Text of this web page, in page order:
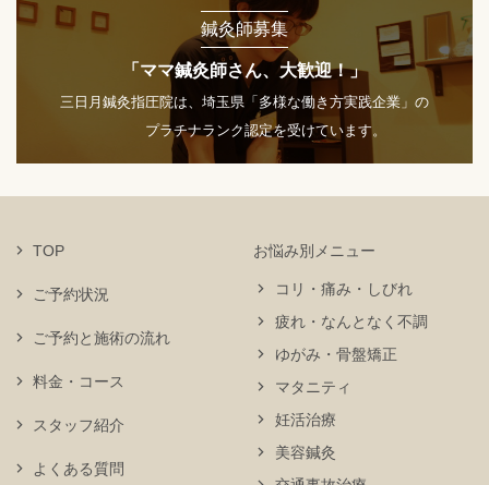
鍼灸師募集
「ママ鍼灸師さん、大歓迎！」
三日月鍼灸指圧院は、埼玉県「多様な働き方実践企業」の
プラチナランク認定を受けています。
TOP
ご予約状況
お悩み別メニュー
コリ・痛み・しびれ
疲れ・なんとなく不調
ゆがみ・骨盤矯正
マタニティ
妊活治療
美容鍼灸
ご予約と施術の流れ
料金・コース
スタッフ紹介
よくある質問